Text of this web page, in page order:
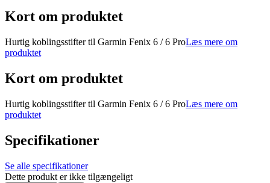
Kort om produktet
Hurtig koblingsstifter til Garmin Fenix ​​6 / 6 ProLæs mere om
produktet
Kort om produktet
Hurtig koblingsstifter til Garmin Fenix ​​6 / 6 ProLæs mere om
produktet
Specifikationer
Se alle specifikationer
Dette produkt er ikke tilgængeligt